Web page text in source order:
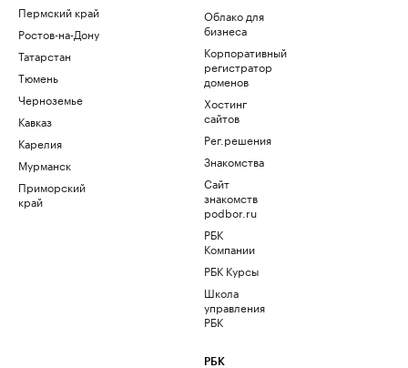
Пермский край
Ростов-на-Дону
Татарстан
Тюмень
Черноземье
Кавказ
Карелия
Мурманск
Приморский
край
Облако для
бизнеса
Корпоративный
регистратор
доменов
Хостинг
сайтов
Рег.решения
Знакомства
Сайт
знакомств
podbor.ru
РБК
Компании
РБК Курсы
Школа
управления
РБК
РБК